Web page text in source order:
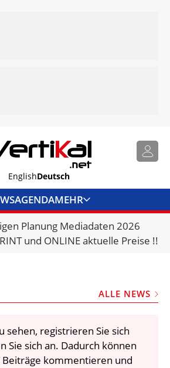
EnglishDeutsch
AGENDAMEHR
VERMIETER
VIDEOS
BIBLIOTHEK
Planung Mediadaten 2026
und ONLINE aktuelle Preise !!
ALLE NEWS
sehen, registrieren Sie sich
Sie sich an. Dadurch können
Beiträge kommentieren und